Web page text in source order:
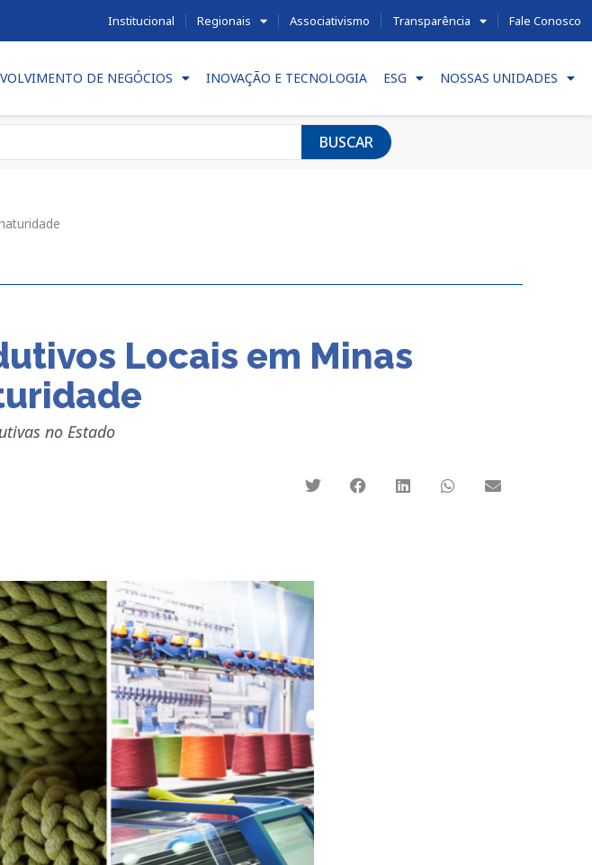
Institucional Regionais Associativismo Transparência Fale Conosco
DE NEGÓCIOS INOVAÇÃO E TECNOLOGIA ESG NOSSAS UNIDADES
BUSCAR
Locais em Minas
no Estado